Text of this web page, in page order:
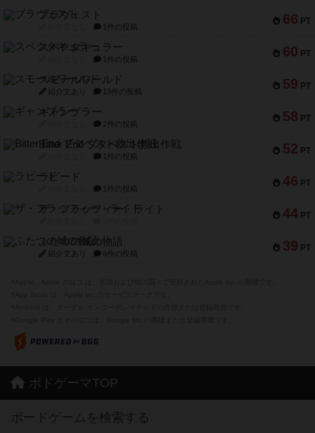
66 PT
ブラヴェスト
1件の投稿
60 PT
スペクタキュラー
1件の投稿
59 PT
スモールワールド
紹介文あり 13件の投稿
58 PT
ギャンブラー
2件の投稿
52 PT
Bitter End ブタペスト救出作戦
1件の投稿
46 PT
ラピード
1件の投稿
44 PT
ザ・フラッフィー・ライト
39 PT
ふたつの城の物語
紹介文あり 6件の投稿
ボドゲーマTOP
ボードゲームを検索する